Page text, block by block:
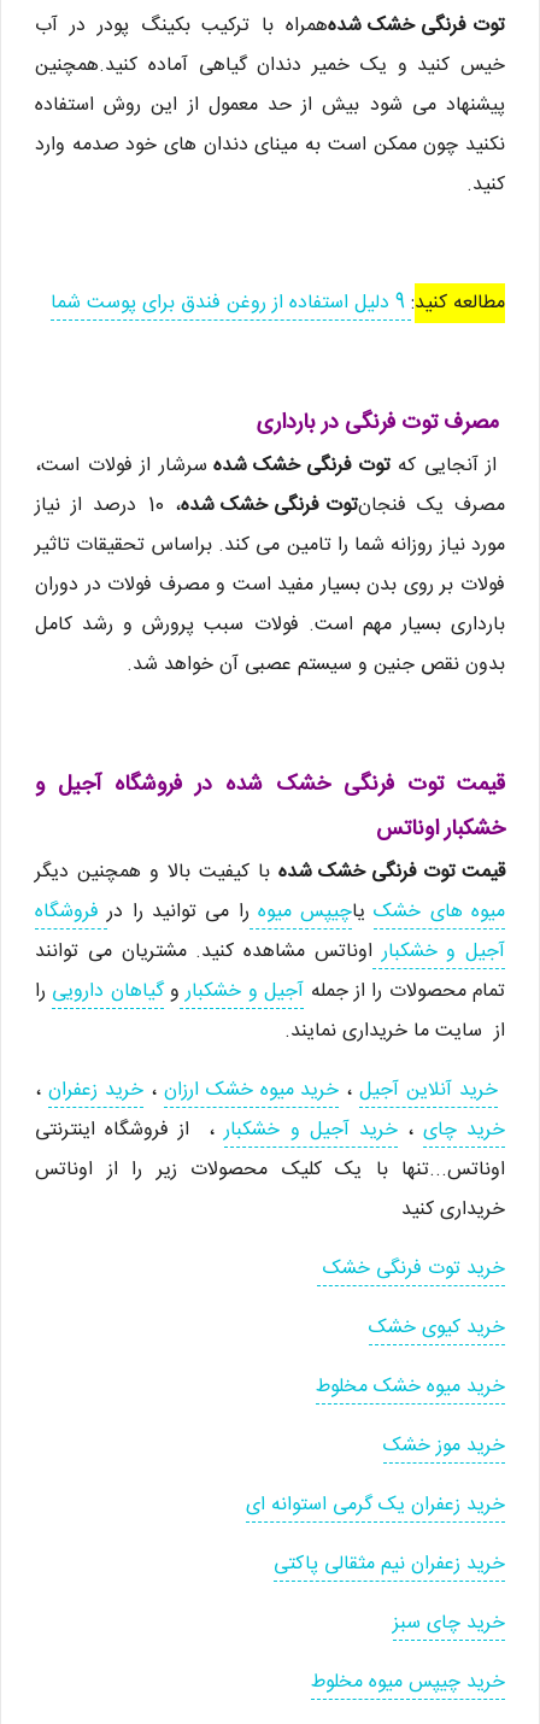
توت فرنگی خشک شدههمراه با ترکیب بکینگ پودر در آب
خیس کنید و یک خمیر دندان گیاهی آماده کنید.همچنین
پیشنهاد می شود بیش از حد معمول از این روش استفاده
نکنید چون ممکن است به مینای دندان های خود صدمه وارد
کنید.
مطالعه کنید:
مصرف توت فرنگی در بارداری
از آنجایی کهتوت فرنگی خشک شده سرشار از فولات است،
مصرف یک فنجانتوت فرنگی خشک شده
، 10 درصد از نیاز
مورد نیاز روزانه شما را تامین می کند. براساس تحقیقات تاثیر
فولات بر روی بدن بسیار مفید است و مصرف فولات در دوران
بارداری بسیار مهم است. فولات سبب پرورش و رشد کامل
بدون نقص جنین و سیستم عصبی آن خواهد شد.
قیمت توت فرنگی خشک شده در فروشگاه آجیل و
خشکبار اوناتس
قیمت توت فرنگی خشک شده با کیفیت بالا و همچنین دیگر
میوه های خشکیاچیپس میوه را می توانید را درفروشگاه
آجیل و خشکبار اوناتس مشاهده کنید. مشتریان می توانند
تمام محصولات را از جمله آجیل و خشکباروگیاهان دارویی را
از سایت ما خریداری نمایند.
خرید آنلاین آجیل، خرید میوه خشک ارزان ،خرید زعفران ،
خرید چای ،خرید آجیل و خشکبار، از فروشگاه اینترنتی
اوناتس...تنها با یک کلیک محصولات زیر را از اوناتس
خریداری کنید
خرید توت فرنگی خشک
خرید کیوی خشک
خرید میوه خشک مخلوط
خرید موز خشک
خرید زعفران یک گرمی استوانه ای
خرید زعفران نیم مثقالی پاکتی
خرید چای سبز
خرید چیپس میوه مخلوط